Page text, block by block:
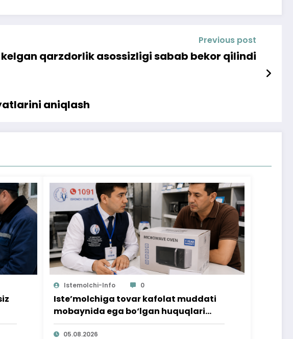
Previous post
qarzdorlik asossizligi sabab bekor qilindi
aniqlash
Istemolchi-Info 0
Iste’molchiga tovar kafolat muddati
mobaynida ega bo‘lgan huquqlari
ta’minlab berildi
05.08.2026